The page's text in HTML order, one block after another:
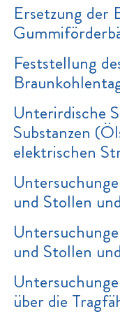
Ersetzung der
Feststellung
Unterirdische
Substanzen
elektrischen
und Stollen
und Stollen
über die